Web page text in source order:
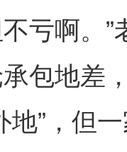
亏啊。”
包地差
地”，但